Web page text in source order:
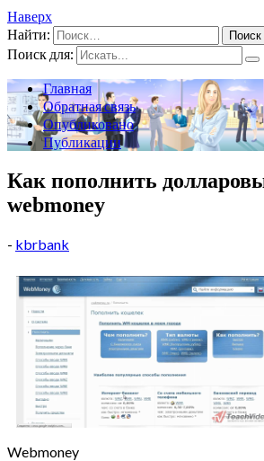
Наверх
Найти:
Поиск для:
Главная
Обратная связь
Опубликовано
Публикации
Как пополнить
webmoney
- kbrbank
Webmoney